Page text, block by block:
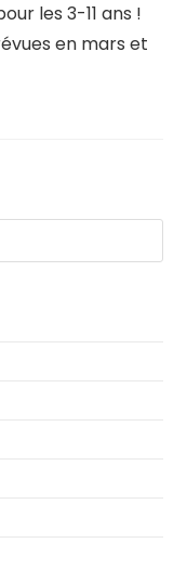
les 3-11 ans !
en mars et